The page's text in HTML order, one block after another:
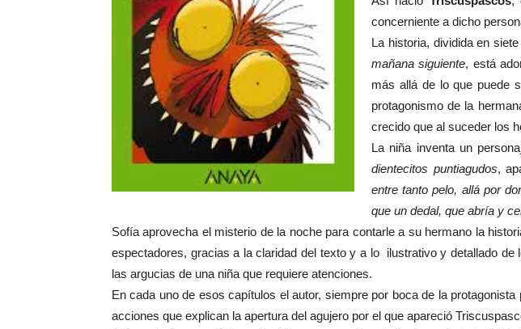
concerniente a dicho
La historia, dividida en
mañana siguiente, está
más allá de lo que puede
protagonismo de la
crecido que al suceder los
La niña inventa un
dientecitos puntiagudos,
entre tanto pelo, allá por
que un dedal, que abría y
Sofía aprovecha el misterio de la noche para contarle a su hermano la
espectadores, gracias a la claridad del texto y a lo ilustrativo y detallado
las argucias de una niña que requiere atenciones.
En cada uno de esos capítulos el autor, siempre por boca de la
acciones que explican la apertura del agujero por el que apareció